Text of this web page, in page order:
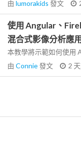
由 lumorakids 發文
使用 Angular、
混合式影像分析應
本教學將示範如何使用
由 Connie發文 2